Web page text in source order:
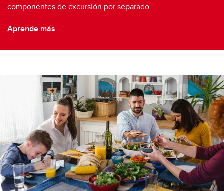
componentes de excursión por separado.
Aprende más